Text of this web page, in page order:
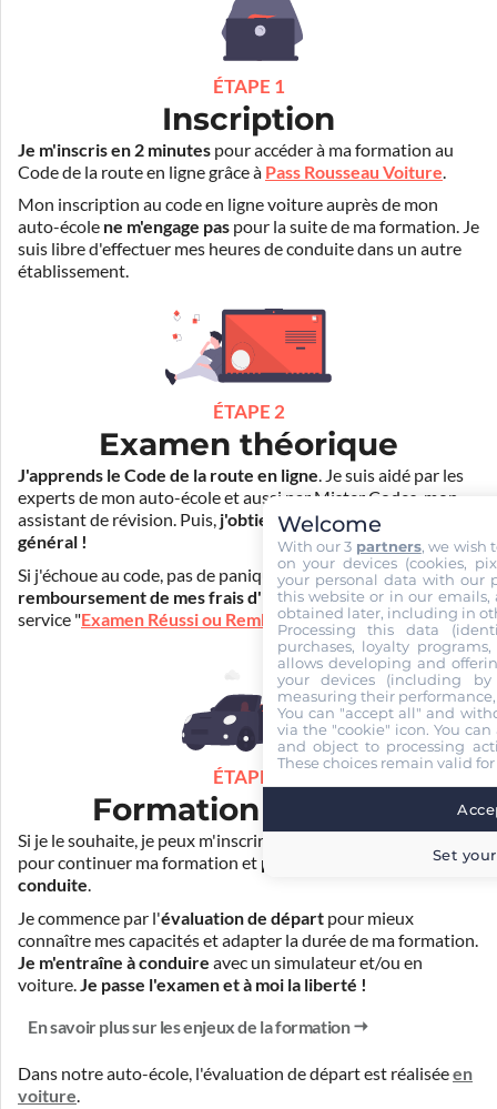
ÉTAPE 1
Inscription
Je m'inscris en 2 minutes pour accéder à ma formation au
Code de la route en ligne grâce à Pass Rousseau Voiture.
Mon inscription au code en ligne voiture auprès de mon
auto-école ne m'engage pas pour la suite de ma formation. Je
suis libre d'effectuer mes heures de conduite dans un autre
établissement.
ÉTAPE 2
Examen théorique
J'apprends le Code de la route en ligne. Je suis aidé par les
experts de mon auto-école et aussi par Mister Codes, mon
assistant de révision. Puis, j'obtiens l'examen théorique
général !
Si j'échoue au code, pas de panique ! Je peux bénéficier du
remboursement de mes frais d'inscription(30€) grâce au
service "Examen Réussi ou Remboursé".
ÉTAPE 3
Formation pratique
Si je le souhaite, je peux m'inscrire auprès de mon auto-école
pour continuer ma formation et prendre des cours de
conduite.
Je commence par l'évaluation de départ pour mieux
connaître mes capacités et adapter la durée de ma formation.
Je m'entraîne à conduire avec un simulateur et/ou en
voiture.Je passe l'examen et à moi la liberté !
En savoir plus sur les enjeux de la formation
Dans notre auto-école, l'évaluation de départ est réaliséeen
voiture.
Welcome
With our 3 partners, we wish
on your devices (cookies,
your personal data with our
this website or in our emails,
obtained later, including in
Processing this data
purchases, loyalty
allows developing and
your devices (including
measuring their
You can "accept all" and
via the "cookie" icon. You
and object to processing
These choices remain valid
Set